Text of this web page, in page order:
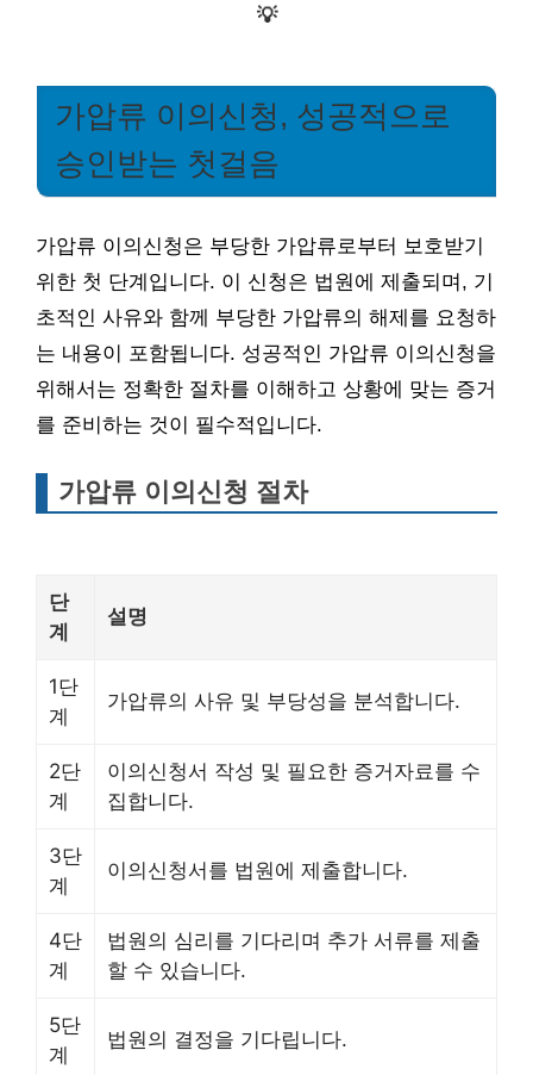
💡
가압류 이의신청, 성공적으로
승인받는 첫걸음
가압류 이의신청은 부당한 가압류로부터 보호받기
위한 첫 단계입니다. 이 신청은 법원에 제출되며, 기
초적인 사유와 함께 부당한 가압류의 해제를 요청하
는 내용이 포함됩니다. 성공적인 가압류 이의신청을
위해서는 정확한 절차를 이해하고 상황에 맞는 증거
를 준비하는 것이 필수적입니다.
가압류 이의신청 절차
단
계
설명
1단
계
가압류의 사유 및 부당성을 분석합니다.
2단
계
이의신청서 작성 및 필요한 증거자료를 수
집합니다.
3단
계
이의신청서를 법원에 제출합니다.
4단
계
법원의 심리를 기다리며 추가 서류를 제출
할 수 있습니다.
5단
계
법원의 결정을 기다립니다.